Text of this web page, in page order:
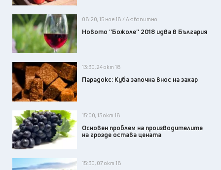
08:20, 15 ное 18 / Любопитно
Новото ''Божоле'' 2018 идва в България
13:30, 24 окт 18
Парадокс: Куба започна внос на захар
15:00, 13 окт 18
Основен проблем на производителите
на грозде остава цената
15:30, 07 окт 18